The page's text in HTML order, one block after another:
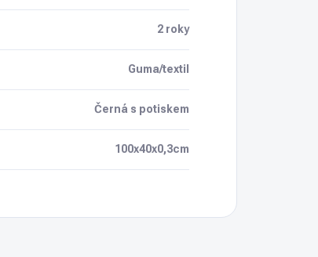
2 roky
Guma/textil
Černá s potiskem
100x40x0,3cm